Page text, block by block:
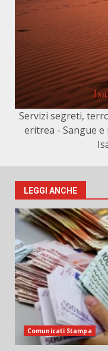
Servizi segreti,
eritrea - Sangue e
LEGGI ANCHE
Comunicati Stampa